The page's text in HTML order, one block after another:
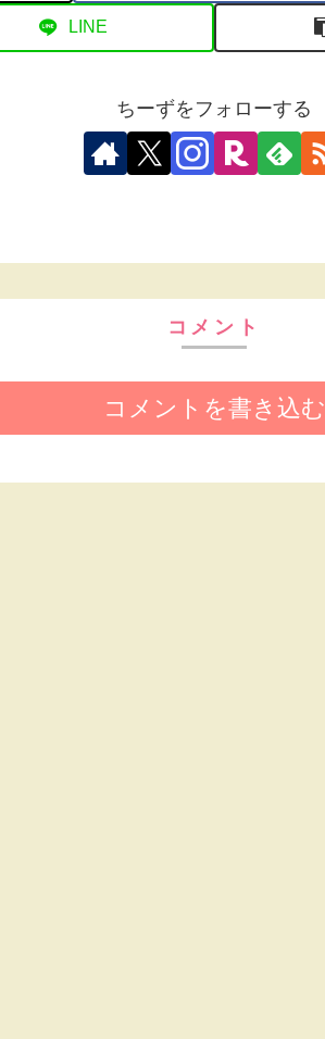
LINE
ちーずをフォローする
コメント
コメントを書き込む